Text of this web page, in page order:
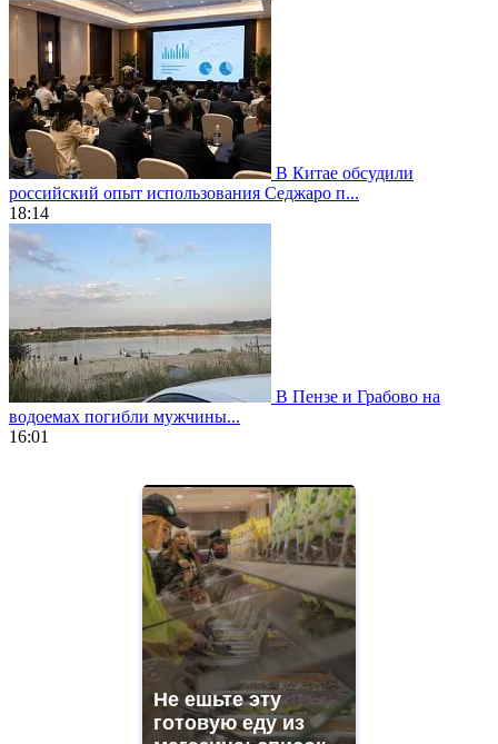
В Китае обсудили
российский опыт использования Седжаро п...
18:14
В Пензе и Грабово на
водоемах погибли мужчины...
16:01
https://gradewatches.to/
Не ешьте эту
готовую еду из